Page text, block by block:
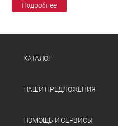
Подробнее
КАТАЛОГ
НАШИ ПРЕДЛОЖЕНИЯ
ПОМОЩЬ И СЕРВИСЫ